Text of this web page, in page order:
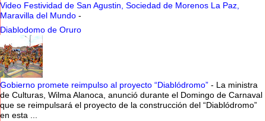
Video Festividad de San Agustin, Sociedad de Morenos La Paz,
Maravilla del Mundo -
Diablodomo de Oruro
Gobierno promete reimpulso al proyecto “Diablódromo” - La ministra
de Culturas, Wilma Alanoca, anunció durante el Domingo de Carnaval
que se reimpulsará el proyecto de la construcción del “Diablódromo”
en esta ...